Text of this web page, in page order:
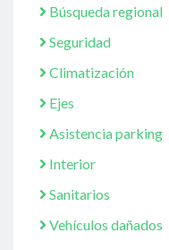
Búsqueda regional
Seguridad
Climatización
Ejes
Asistencia parking
Interior
Sanitarios
Vehículos dañados